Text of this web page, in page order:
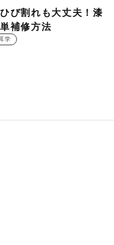
び割れも大丈夫！漆
補修方法
学